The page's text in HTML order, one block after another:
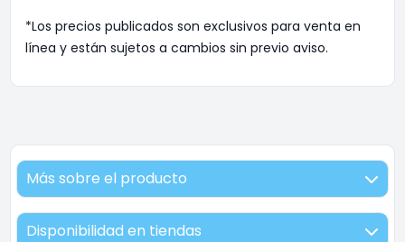
*Los precios publicados son exclusivos para venta en
línea y están sujetos a cambios sin previo aviso.
Más sobre el producto
Disponibilidad en tiendas